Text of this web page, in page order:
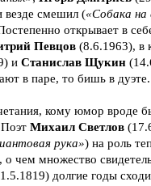
везде смешил («Собака на
открывает в
Певцов (8.6.1963), в
и Станислав Щукин
в паре, то бишь в дуэте.
кому юмор вроде
Михаил Светлов
рука») на роль
чем множество
долгие годы